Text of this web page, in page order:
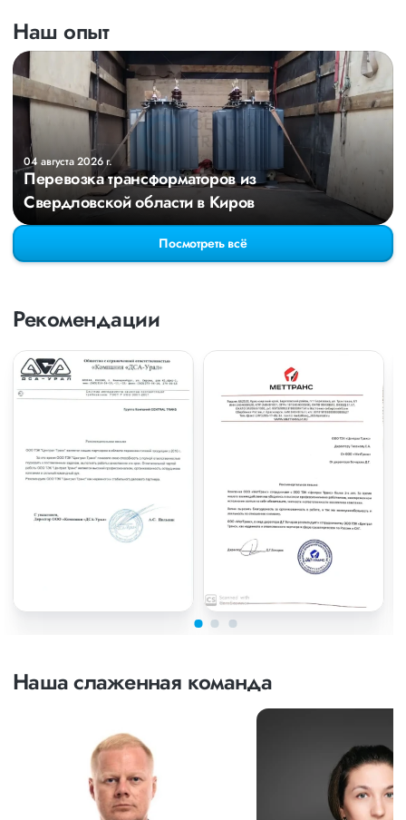
Наш опыт
04 августа 2026 г.
Перевозка трансформаторов из
Свердловской области в Киров
Посмотреть всё
Рекомендации
Наша слаженная команда